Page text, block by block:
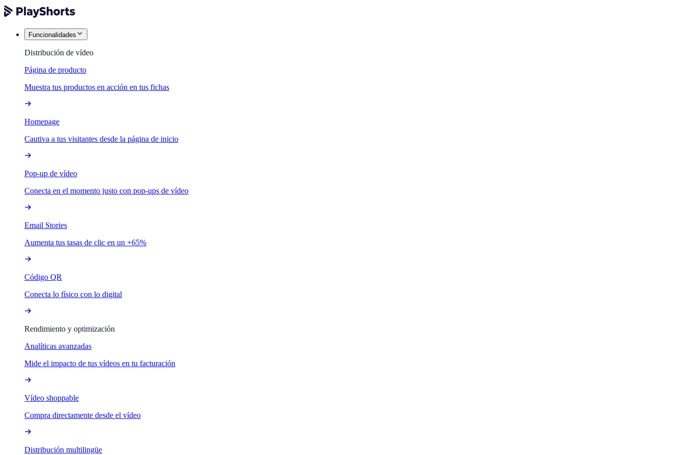
Funcionalidades
Distribución de vídeo
Página de producto
Muestra tus productos en acción en tus fichas
Homepage
Cautiva a tus visitantes desde la página de inicio
Pop-up de vídeo
Conecta en el momento justo con pop-ups de vídeo
Email Stories
Aumenta tus tasas de clic en un +65%
Código QR
Conecta lo físico con lo digital
Rendimiento y optimización
Analíticas avanzadas
Mide el impacto de tus vídeos en tu facturación
Vídeo shoppable
Compra directamente desde el vídeo
Distribución multilingüe